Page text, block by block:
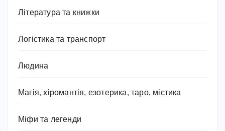
Література та книжки
Логістика та транспорт
Людина
Магія, хіромантія, езотерика, таро, містика
Міфи та легенди